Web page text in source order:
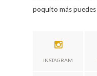
poquito más
INSTAGRAM